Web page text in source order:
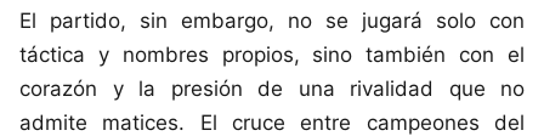
El partido, sin embargo, no se jugará solo con
táctica y nombres propios, sino también con el
corazón y la presión de una rivalidad que no
admite matices. El cruce entre campeones del